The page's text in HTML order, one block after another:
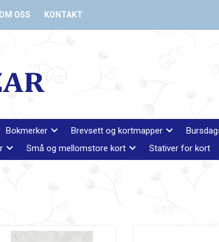
OM OSS KONTAKT
Bokmerker Brevsett og kortmapper
Små og mellomstore kort Stativer for kort